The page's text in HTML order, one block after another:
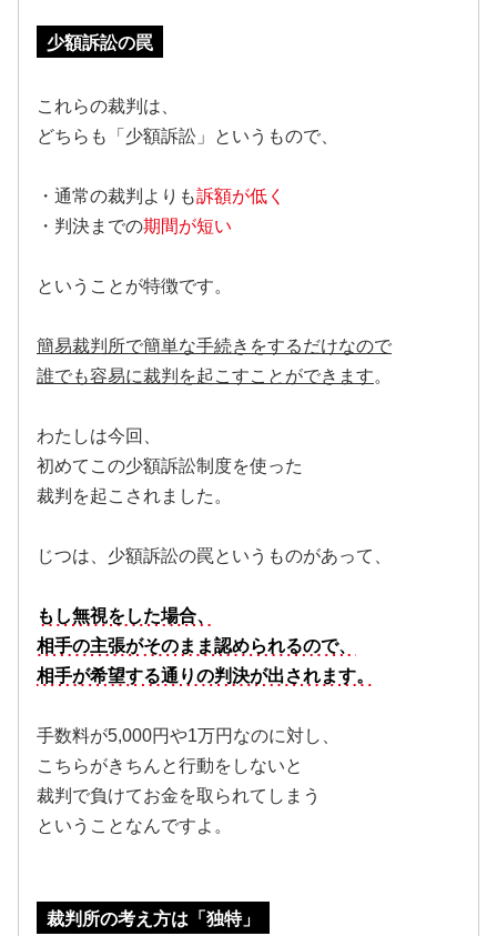
少額訴訟の罠
これらの裁判は、
どちらも「少額訴訟」というもので、
・通常の裁判よりも訴額が低く
・判決までの期間が短い
ということが特徴です。
簡易裁判所で簡単な手続きをするだけなので
誰でも容易に裁判を起こすことができます。
わたしは今回、
初めてこの少額訴訟制度を使った
裁判を起こされました。
じつは、少額訴訟の罠というものがあって、
もし無視をした場合、
相手の主張がそのまま認められるので、
相手が希望する通りの判決が出されます。
手数料が5,000円や1万円なのに対し、
こちらがきちんと行動をしないと
裁判で負けてお金を取られてしまう
ということなんですよ。
裁判所の考え方は「独特」